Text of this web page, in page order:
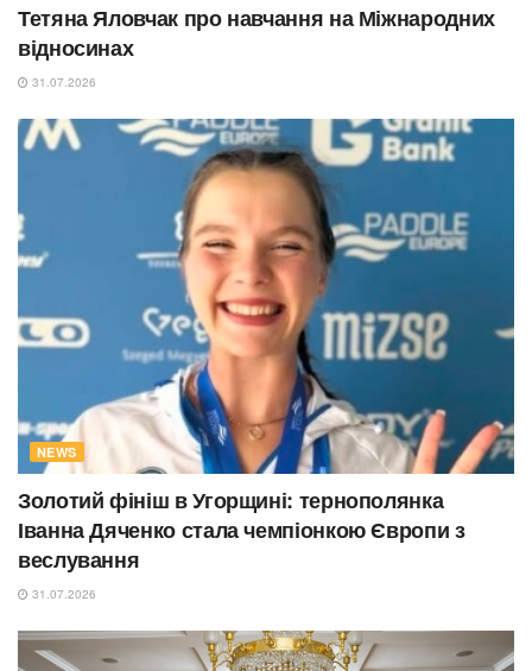
Тетяна Яловчак про навчання на Міжнародних
відносинах
31.07.2026
NEWS
Золотий фініш в Угорщині: тернополянка
Іванна Дяченко стала чемпіонкою Європи з
веслування
31.07.2026